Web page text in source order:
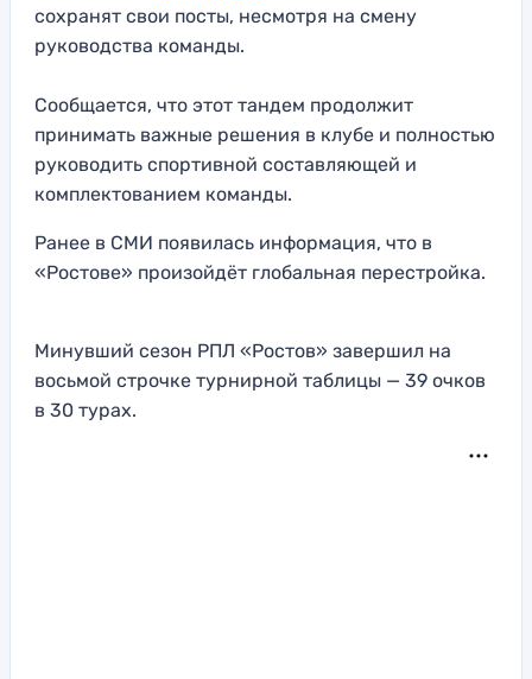
сохранят свои посты, несмотря на смену
руководства команды.
Сообщается, что этот тандем продолжит
принимать важные решения в клубе и полностью
руководить спортивной составляющей и
комплектованием команды.
Ранее в СМИ появилась информация, что в
«Ростове» произойдёт глобальная перестройка.
Минувший сезон РПЛ «Ростов» завершил на
восьмой строчке турнирной таблицы — 39 очков
в 30 турах.